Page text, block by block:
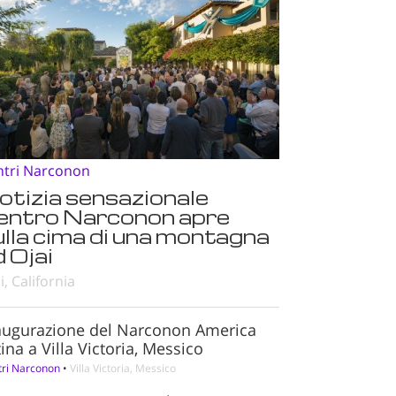
Narconon
sensazionale
Narconon apre
cima di una montagna
Ojai
California
del Narconon America
a Villa Victoria, Messico
Narconon • Villa Victoria, Messico